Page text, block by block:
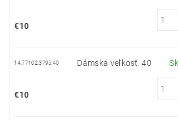
€10
14.77102.3795.40 Dámská veľkosť: 40
€10